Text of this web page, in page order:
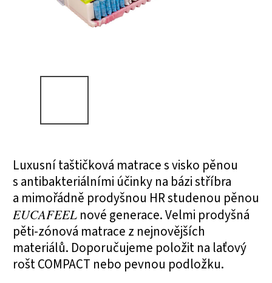
Luxusní taštičková matrace s visko pěnou
s antibakteriálními účinky na bázi stříbra
a mimořádně prodyšnou HR studenou pěnou
EUCAFEEL nové generace. Velmi prodyšná
pěti-zónová matrace z nejnovějších
materiálů. Doporučujeme položit na laťový
rošt COMPACT nebo pevnou podložku.